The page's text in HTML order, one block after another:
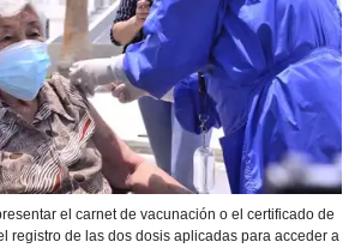
el carnet de vacunación o el certificado de
registro de las dos dosis aplicadas para acceder a